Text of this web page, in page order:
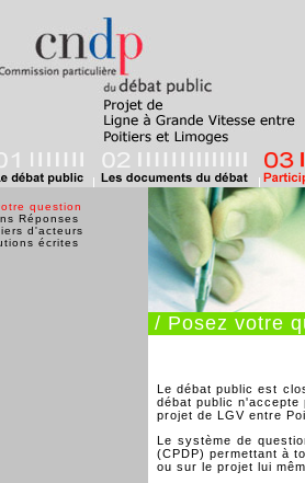
question
Réponses
d'acteurs
écrites
/ Posez votre
Le débat public est
débat public
projet de LGV entre
Le système de
(CPDP) permettant à
ou sur le projet lui